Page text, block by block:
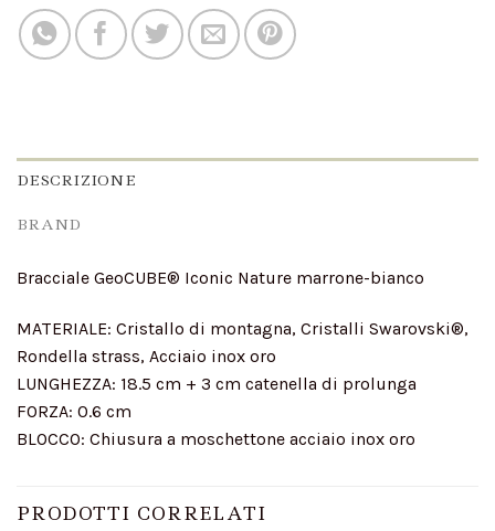
DESCRIZIONE
BRAND
Bracciale GeoCUBE® Iconic Nature marrone-bianco
MATERIALE: Cristallo di montagna, Cristalli Swarovski®,
Rondella strass, Acciaio inox oro
LUNGHEZZA: 18.5 cm + 3 cm catenella di prolunga
FORZA: 0.6 cm
BLOCCO: Chiusura a moschettone acciaio inox oro
PRODOTTI CORRELATI